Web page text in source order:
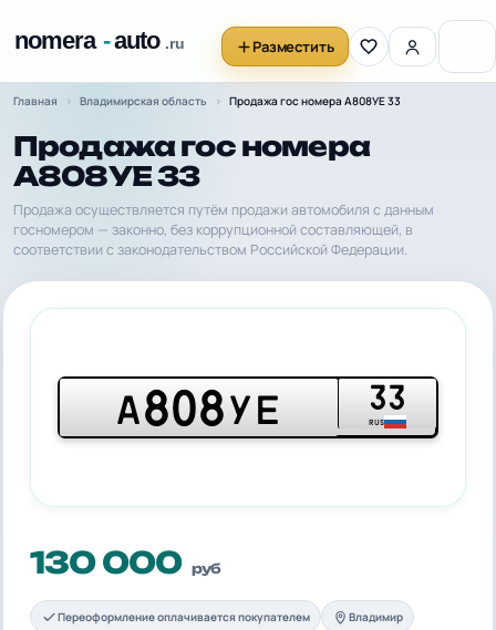
Разместить
Главная Владимирская область Продажа гос номера А808УЕ 33
Продажа гос номера
А808УЕ 33
Продажа осуществляется путём продажи автомобиля с данным
госномером — законно, без коррупционной составляющей, в
соответствии с законодательством Российской Федерации.
А808УЕ 33
RUS
130 000 руб
Переоформление оплачивается покупателем Владимир